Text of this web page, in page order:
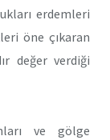
erdemleri
öne çıkaran
değer verdiği
ve gölge